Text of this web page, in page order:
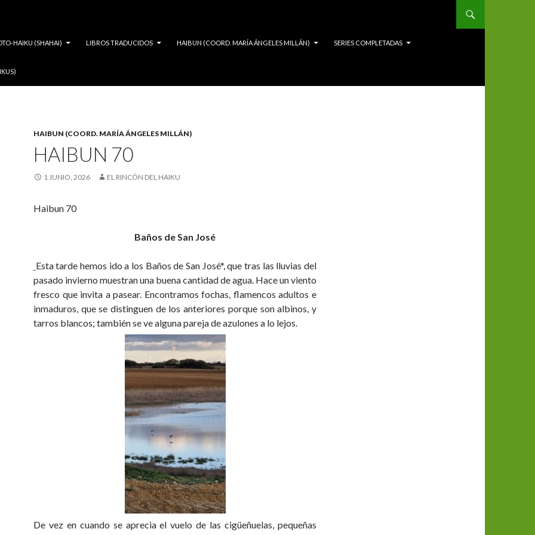
HAIKU (SHAHAI) LIBROS TRADUCIDOS HAIBUN (COORD. MARÍA ÁNGELES MILLÁN) SERIES COMPLETADAS
HAIBUN (COORD. MARÍA ÁNGELES MILLÁN)
HAIBUN 70
1 JUNIO, 2026 EL RINCÓN DEL HAIKU
Haibun 70
Baños de San José
Esta tarde hemos ido a los Baños de San José*, que tras las lluvias del
pasado invierno muestran una buena cantidad de agua. Hace un viento
fresco que invita a pasear. Encontramos fochas, flamencos adultos e
inmaduros, que se distinguen de los anteriores porque son albinos, y
tarros blancos; también se ve alguna pareja de azulones a lo lejos.
De vez en cuando se aprecia el vuelo de las cigüeñuelas, pequeñas